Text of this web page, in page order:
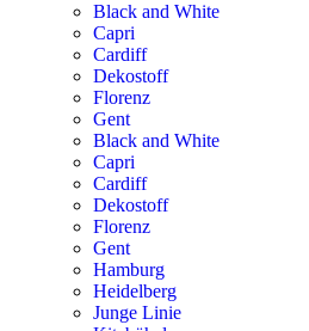
Black and White
Capri
Cardiff
Dekostoff
Florenz
Gent
Black and White
Capri
Cardiff
Dekostoff
Florenz
Gent
Hamburg
Heidelberg
Junge Linie